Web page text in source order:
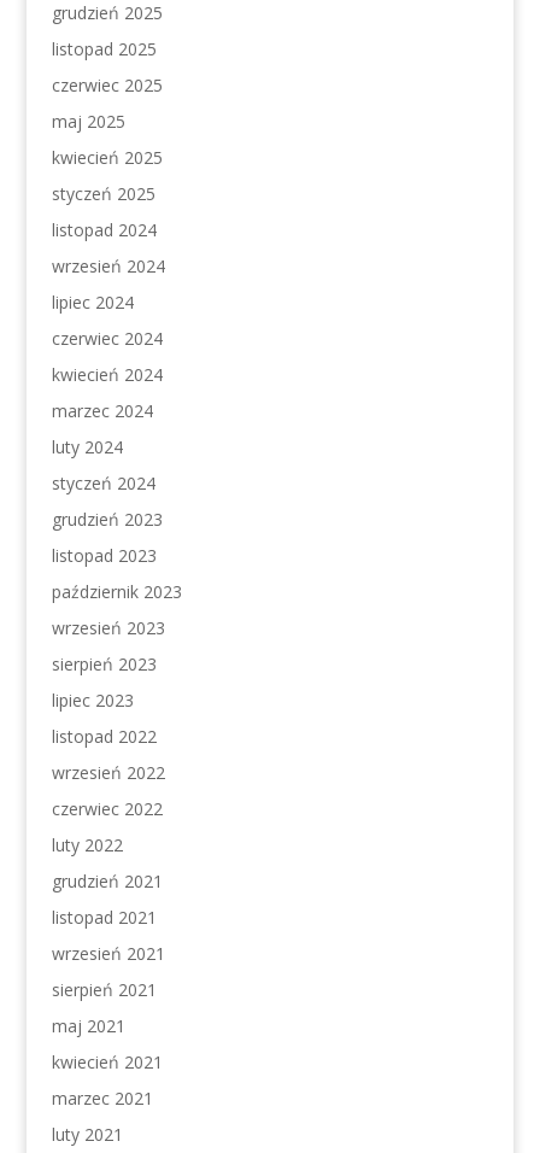
grudzień 2025
listopad 2025
czerwiec 2025
maj 2025
kwiecień 2025
styczeń 2025
listopad 2024
wrzesień 2024
lipiec 2024
czerwiec 2024
kwiecień 2024
marzec 2024
luty 2024
styczeń 2024
grudzień 2023
listopad 2023
październik 2023
wrzesień 2023
sierpień 2023
lipiec 2023
listopad 2022
wrzesień 2022
czerwiec 2022
luty 2022
grudzień 2021
listopad 2021
wrzesień 2021
sierpień 2021
maj 2021
kwiecień 2021
marzec 2021
luty 2021